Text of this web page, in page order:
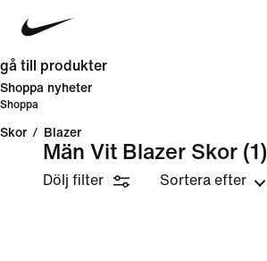
gå till produkter
Shoppa nyheter
Shoppa
Skor / Blazer
Män Vit Blazer Skor (1)
Dölj filter Sortera efter